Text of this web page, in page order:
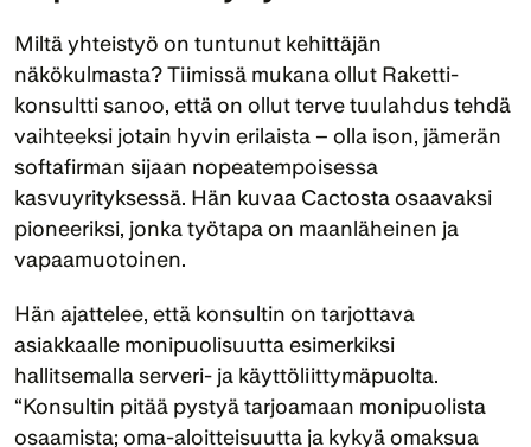
Miltä yhteistyö on tuntunut kehittäjän
näkökulmasta? Tiimissä mukana ollut Raketti-
konsultti sanoo, että on ollut terve tuulahdus tehdä
vaihteeksi jotain hyvin erilaista – olla ison, jämerän
softafirman sijaan nopeatempoisessa
kasvuyrityksessä. Hän kuvaa Cactosta osaavaksi
pioneeriksi, jonka työtapa on maanläheinen ja
vapaamuotoinen.
Hän ajattelee, että konsultin on tarjottava
asiakkaalle monipuolisuutta esimerkiksi
hallitsemalla serveri- ja käyttöliittymäpuolta.
“Konsultin pitää pystyä tarjoamaan monipuolista
osaamista; oma-aloitteisuutta ja kykyä omaksua